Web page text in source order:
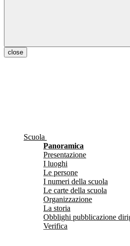
close
Scuola
Panoramica
Presentazione
I luoghi
Le persone
I numeri della scuola
Le carte della scuola
Organizzazione
La storia
Obblighi pubblicazione
Verifica